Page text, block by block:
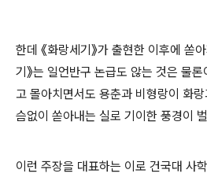
한데 《화랑세기》가 출현한 이후에 쏟
기》는 일언반구 논급도 않는 것은 물
고 몰아치면서도 용춘과 비형랑이 화
슴없이 쏟아내는 실로 기이한 풍경이
이런 주장을 대표하는 이로 건국대 사